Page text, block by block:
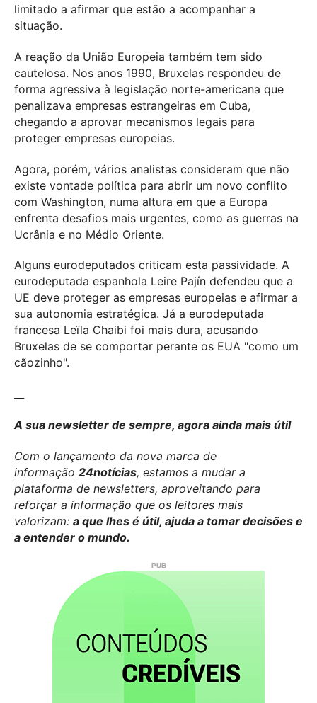
limitado a afirmar que estão a acompanhar a
situação.
A reação da União Europeia também tem sido
cautelosa. Nos anos 1990, Bruxelas respondeu de
forma agressiva à legislação norte-americana que
penalizava empresas estrangeiras em Cuba,
chegando a aprovar mecanismos legais para
proteger empresas europeias.
Agora, porém, vários analistas consideram que não
existe vontade política para abrir um novo conflito
com Washington, numa altura em que a Europa
enfrenta desafios mais urgentes, como as guerras na
Ucrânia e no Médio Oriente.
Alguns eurodeputados criticam esta passividade. A
eurodeputada espanhola Leire Pajín defendeu que a
UE deve proteger as empresas europeias e afirmar a
sua autonomia estratégica. Já a eurodeputada
francesa Leïla Chaibi foi mais dura, acusando
Bruxelas de se comportar perante os EUA "como um
cãozinho".
A sua newsletter de sempre, agora ainda mais útil
Com o lançamento da nova marca de
informação 24notícias, estamos a mudar a
plataforma de newsletters, aproveitando para
reforçar a informação que os leitores mais
valorizam: a que lhes é útil, ajuda a tomar decisões e
a entender o mundo.